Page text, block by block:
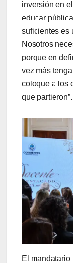
inversión en
educar
suficientes es
Nosotros
porque en
vez más
coloque a los
que partieron”.
El